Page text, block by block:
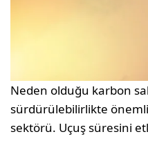
Neden olduğu karbon
sürdürülebilirlikte
sektörü. Uçuş süresini